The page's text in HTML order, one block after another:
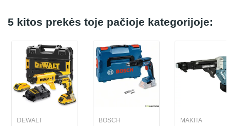
5 kitos prekės toje pačioje kategorijoje:
DEWALT BOSCH MAKITA